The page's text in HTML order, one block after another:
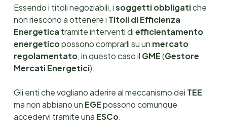
Essendo i titoli negoziabili, isoggetti obbligatiche
non riescono a ottenere i Titoli di Efficienza
Energetica tramite interventi diefficientamento
energeticopossono comprarli su un mercato
regolamentato, in questo caso il GME(Gestore
Mercati Energetici).
Gli enti che vogliano aderire al meccanismo dei TEE
ma non abbiano un EGEpossono comunque
accedervi tramite una ESCo.